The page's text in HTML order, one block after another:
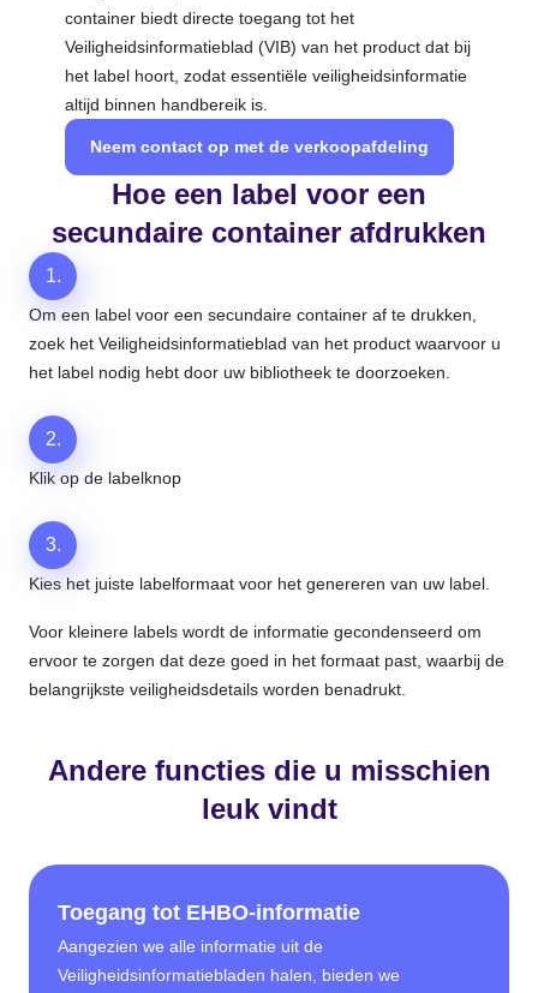
container biedt directe toegang tot het
Veiligheidsinformatieblad (VIB) van het product dat bij
het label hoort, zodat essentiële veiligheidsinformatie
altijd binnen handbereik is.
Neem contact op met de verkoopafdeling
Hoe een label voor een
secundaire container afdrukken
1.
Om een label voor een secundaire container af te drukken,
zoek het Veiligheidsinformatieblad van het product waarvoor u
het label nodig hebt door uw bibliotheek te doorzoeken.
2.
Klik op de labelknop
3.
Kies het juiste labelformaat voor het genereren van uw label.
Voor kleinere labels wordt de informatie gecondenseerd om
ervoor te zorgen dat deze goed in het formaat past, waarbij de
belangrijkste veiligheidsdetails worden benadrukt.
Andere functies die u misschien
leuk vindt
Toegang tot EHBO-informatie
Aangezien we alle informatie uit de
Veiligheidsinformatiebladen halen, bieden we